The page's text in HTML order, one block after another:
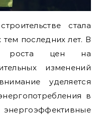
стала
последних лет. В
роста цен на
изменений
уделяется
в